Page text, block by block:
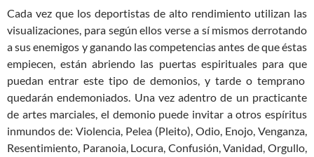
Cada vez que los deportistas de alto rendimiento utilizan las
visualizaciones, para según ellos verse a sí mismos derrotando
a sus enemigos y ganando las competencias antes de que éstas
empiecen, están abriendo las puertas espirituales para que
puedan entrar este tipo de demonios, y tarde o temprano
quedarán endemoniados. Una vez adentro de un practicante
de artes marciales, el demonio puede invitar a otros espíritus
inmundos de: Violencia, Pelea (Pleito), Odio, Enojo, Venganza,
Resentimiento, Paranoia, Locura, Confusión, Vanidad, Orgullo,